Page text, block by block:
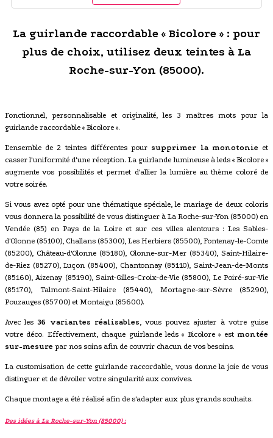
La guirlande raccordable « Bicolore » : pour
plus de choix, utilisez deux teintes à La
Roche-sur-Yon (85000).
Fonctionnel, personnalisable et originalité, les 3 maîtres mots pour la
guirlande raccordable « Bicolore ».
L'ensemble de 2 teintes différentes pour supprimer la monotonieet
casser l'uniformité d'une réception. La guirlande lumineuse à leds « Bicolore »
augmente vos possibilités et permet d'allier la lumière au thème coloré de
votre soirée.
Si vous avez opté pour une thématique spéciale, le mariage de deux coloris
vous donnera la possibilité de vous distinguer à La Roche-sur-Yon (85000) en
Vendée (85) en Pays de la Loire et sur ces villes alentours : Les Sables-
d'Olonne (85100), Challans (85300), Les Herbiers (85500), Fontenay-le-Comte
(85200), Château-d'Olonne (85180), Olonne-sur-Mer (85340), Saint-Hilaire-
de-Riez (85270), Luçon (85400), Chantonnay (85110), Saint-Jean-de-Monts
(85160), Aizenay (85190), Saint-Gilles-Croix-de-Vie (85800), Le Poiré-sur-Vie
(85170), Talmont-Saint-Hilaire (85440), Mortagne-sur-Sèvre (85290),
Pouzauges (85700) et Montaigu (85600).
Avec les 36 variantes réalisables, vous pouvez ajuster à votre guise
votre déco. Effectivement, chaque guirlande leds « Bicolore » est montée
sur-mesure par nos soins afin de couvrir chacun de vos besoins.
La customisation de cette guirlande raccordable, vous donne la joie de vous
distinguer et de dévoiler votre singularité aux convives.
Chaque montage a été réalisé afin de s'adapter aux plus grands souhaits.
Des idées à La Roche-sur-Yon (85000) :